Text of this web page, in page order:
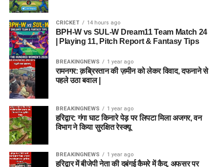
CRICKET 14 hours ago
BPH-W vs SUL-W Dream11 Team Match 24
| Playing 11, Pitch Report & Fantasy Tips
BREAKINGNEWS 1 year ago
रामनगर: क़ब्रिस्तान की ज़मीन को लेकर विवाद, दफनाने से
पहले उठा बवाल |
BREAKINGNEWS 1 year ago
हरिद्वार: गंगा घाट किनारे पेड़ पर लिपटा मिला अजगर, वन
विभाग ने किया सुरक्षित रेस्क्यू
BREAKINGNEWS 1 year ago
हरिद्वार में बीजेपी नेता की दबंगई कैमरे में कैद, अफसर पर